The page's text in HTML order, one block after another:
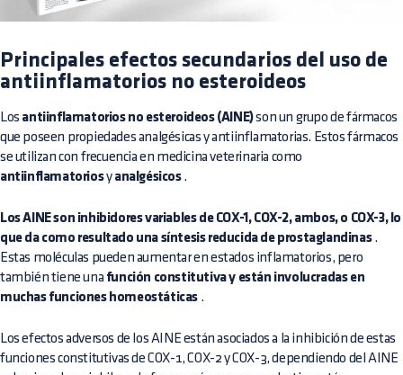
Principales efectos secundarios del uso de
antiinflamatorios no esteroideos
Los antiinflamatorios no esteroideos (AINE)son un grupo de fármacos
que poseen propiedades analgésicas y antiinflamatorias. Estos fármacos
se utilizan con frecuencia en medicina veterinaria como
antiinflamatoriosy analgésicos.
Los AINE son inhibidores variables de COX-1, COX-2, ambos, o COX-3, lo
que da como resultado una síntesis reducida de prostaglandinas.
Estas moléculas pueden aumentar en estados inflamatorios, pero
también tiene una función constitutiva y están involucradas en
muchas funciones homeostáticas .
Los efectos adversos de los AINE están asociados a la inhibición de estas
funciones constitutivas de COX-1, COX-2 y COX-3, dependiendo del AINE